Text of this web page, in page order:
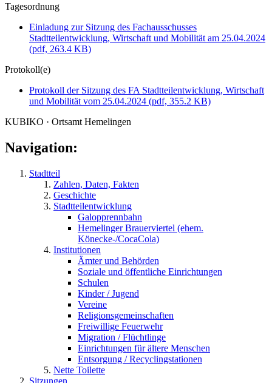
Tagesordnung
Einladung zur Sitzung des Fachausschusses
Stadtteilentwicklung, Wirtschaft und Mobilität am 25.04.2024
(pdf, 263.4 KB)
Protokoll(e)
Protokoll der Sitzung des FA Stadtteilentwicklung, Wirtschaft
und Mobilität vom 25.04.2024 (pdf, 355.2 KB)
KUBIKO · Ortsamt Hemelingen
Navigation:
Stadtteil
Zahlen, Daten, Fakten
Geschichte
Stadtteilentwicklung
Galopprennbahn
Hemelinger Brauerviertel (ehem.
Könecke-/CocaCola)
Institutionen
Ämter und Behörden
Soziale und öffentliche Einrichtungen
Schulen
Kinder / Jugend
Vereine
Religionsgemeinschaften
Freiwillige Feuerwehr
Migration / Flüchtlinge
Einrichtungen für ältere Menschen
Entsorgung / Recyclingstationen
Nette Toilette
Sitzungen